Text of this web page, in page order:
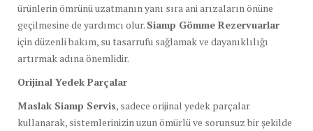
ürünlerin ömrünü uzatmanın yanı sıra ani arızaların önüne
geçilmesine de yardımcı olur. Siamp Gömme Rezervuarlar
için düzenli bakım, su tasarrufu sağlamak ve dayanıklılığı
artırmak adına önemlidir.
Orijinal Yedek Parçalar
Maslak Siamp Servis, sadece orijinal yedek parçalar
kullanarak, sistemlerinizin uzun ömürlü ve sorunsuz bir şekilde